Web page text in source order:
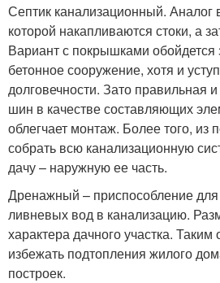
Септик канализационный.
которой накапливаются стоки, а
Вариант с покрышками
бетонное сооружение, хотя и
долговечности. Зато правильная
шин в качестве составляющих
облегчает монтаж. Более того,
собрать всю канализационную
дачу – наружную ее часть.
Дренажный – приспособление для
ливневых вод в канализацию.
характера дачного участка. Таким
избежать подтопления жилого
построек.